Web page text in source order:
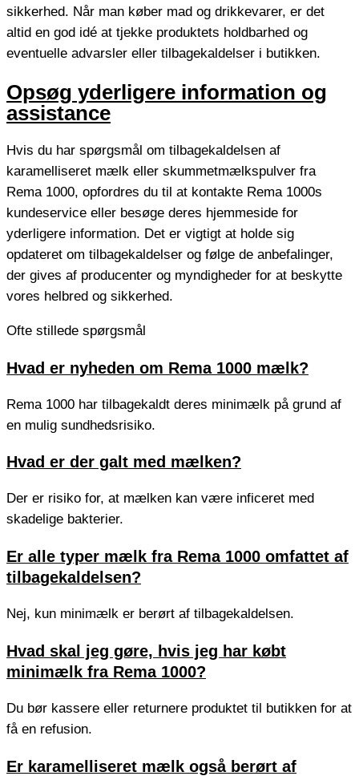
sikkerhed. Når man køber mad og drikkevarer, er det
altid en god idé at tjekke produktets holdbarhed og
eventuelle advarsler eller tilbagekaldelser i butikken.
Opsøg yderligere information og
assistance
Hvis du har spørgsmål om tilbagekaldelsen af
karamelliseret mælk eller skummetmælkspulver fra
Rema 1000, opfordres du til at kontakte Rema 1000s
kundeservice eller besøge deres hjemmeside for
yderligere information. Det er vigtigt at holde sig
opdateret om tilbagekaldelser og følge de anbefalinger,
der gives af producenter og myndigheder for at beskytte
vores helbred og sikkerhed.
Ofte stillede spørgsmål
Hvad er nyheden om Rema 1000 mælk?
Rema 1000 har tilbagekaldt deres minimælk på grund af
en mulig sundhedsrisiko.
Hvad er der galt med mælken?
Der er risiko for, at mælken kan være inficeret med
skadelige bakterier.
Er alle typer mælk fra Rema 1000 omfattet af
tilbagekaldelsen?
Nej, kun minimælk er berørt af tilbagekaldelsen.
Hvad skal jeg gøre, hvis jeg har købt
minimælk fra Rema 1000?
Du bør kassere eller returnere produktet til butikken for at
få en refusion.
Er karamelliseret mælk også berørt af